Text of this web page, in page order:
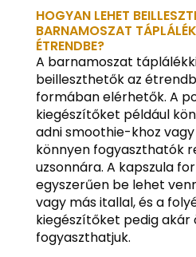
HOGYAN LEHET
BARNAMOSZAT
ÉTRENDBE?
A barnamoszat
beilleszthetők az
formában elérhetők. A
kiegészítőket például
adni smoothie-khoz
könnyen fogyaszthatók
uzsonnára. A kapszula
egyszerűen be lehet
vagy más itallal, és a
kiegészítőket pedig akár
fogyaszthatjuk.